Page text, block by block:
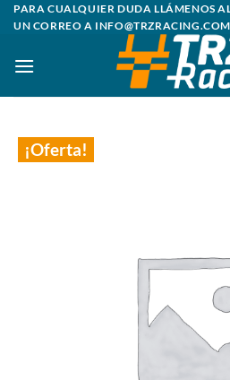
Saltar
PARA CUALQUIER DUDA LLÁMENOS
UN CORREO A INFO@TRZRACING.COM
¡Oferta!